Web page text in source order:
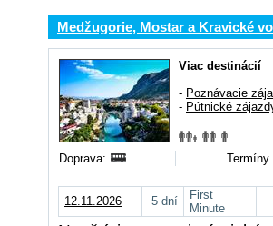
Medžugorie, Mostar a Kravické
Viac destinácií
- Poznávacie
- Pútnické
Doprava: Termíny
12.11.2026 5 dní
First
Minute